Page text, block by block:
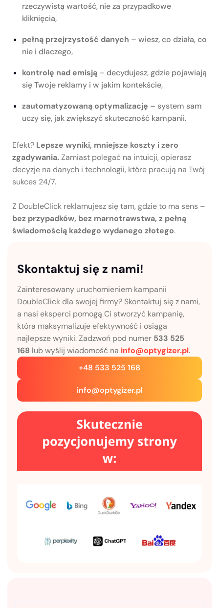
rzeczywistą wartość, nie za przypadkowe
kliknięcia,
pełną przejrzystość danych – wiesz, co działa, co
nie i dlaczego,
kontrolę nad emisją – decydujesz, gdzie pojawiają
się Twoje reklamy i w jakim kontekście,
zautomatyzowaną optymalizację – system sam
uczy się, jak zwiększyć skuteczność kampanii.
Efekt? Lepsze wyniki, mniejsze koszty i zero
zgadywania.Zamiast polegać na intuicji, opierasz
decyzje na danych i technologii, które pracują na Twój
sukces 24/7.
Z DoubleClick reklamujesz się tam, gdzie to ma sens –
bez przypadków, bez marnotrawstwa, z pełną
świadomością każdego wydanego złotego.
Skontaktuj się z nami!
Zainteresowany uruchomieniem kampanii
DoubleClick dla swojej firmy? Skontaktuj się z nami,
a nasi eksperci pomogą Ci stworzyć kampanię,
która maksymalizuje efektywność i osiąga
najlepsze wyniki. Zadzwoń pod numer 533 525
168 lub wyślij wiadomość na info@optygizer.pl.
+48 533 525 168
info@optygizer.pl